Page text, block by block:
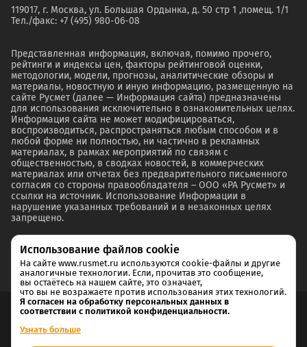
119017, г. Москва, ул. Большая Ордынка, д. 50 стр 1 ,помещ. 1/1
Тел./факс: +7 (495) 980-06-08
Представленная информация, включая, помимо прочего,
рейтинги и индексы цен, факторы рейтинговой оценки,
методологии, модели, прогнозы, аналитические обзоры и
материалы, новостную и иную информацию, размещенную на
сайте Русмет (далее — Информация сайта) предназначены
для использования исключительно в ознакомительных целях.
Информация сайта не может модифицироваться,
воспроизводиться, распространяться любым способом и в
любой форме ни полностью, ни частично в рекламных
материалах, в рамках мероприятий по связям с
общественностью, в сводках новостей, в коммерческих
материалах или отчетах без предварительного письменного
согласия со стороны правообладателя – ООО «РА Русмет» и
ссылки на источник. Использование Информации в
нарушение указанных требований и в незаконных целях
запрещено.
Согласие на обработку и хранение персональных данных
Использование файлов cookie
На сайте www.rusmet.ru используются cookie-файлы и другие
аналогичные технологии. Если, прочитав это сообщение,
вы остаётесь на нашем сайте, это означает,
что вы не возражаете против использования этих технологий.
Я согласен на обработку персональных данных в
соответствии с политикой конфиденциальности.
Узнать больше